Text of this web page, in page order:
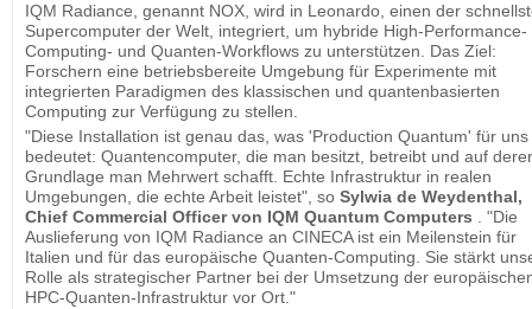
IQM Radiance, genannt NOX, wird in Leonardo, einen der
Supercomputer der Welt, integriert, um hybride High-Performance-
Computing- und Quanten-Workflows zu unterstützen. Das Ziel:
Forschern eine betriebsbereite Umgebung für Experimente mit
integrierten Paradigmen des klassischen und quantenbasierten
Computing zur Verfügung zu stellen.
"Diese Installation ist genau das, was 'Production Quantum' für uns
bedeutet: Quantencomputer, die man besitzt, betreibt und auf
Grundlage man Mehrwert schafft. Echte Infrastruktur in realen
Umgebungen, die echte Arbeit leistet", so Sylwia de Weydenthal,
Chief Commercial Officer von IQM Quantum Computers . "Die
Auslieferung von IQM Radiance an CINECA ist ein Meilenstein für
Italien und für das europäische Quanten-Computing. Sie stärkt
Rolle als strategischer Partner bei der Umsetzung der
HPC-Quanten-Infrastruktur vor Ort."